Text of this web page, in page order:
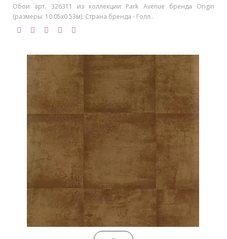
Обои арт. 326311 из коллекции Park Avenue бренда Origin
(размеры: 10.05х0.53м). Страна бренда - Голл..